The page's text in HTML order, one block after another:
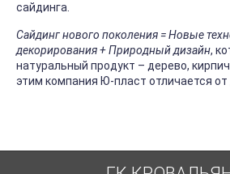
сайдинга.
Сайдинг нового поколения = Новые
декорирования + Природный дизайн,
натуральный продукт – дерево,
этим компания Ю-пласт отличается от